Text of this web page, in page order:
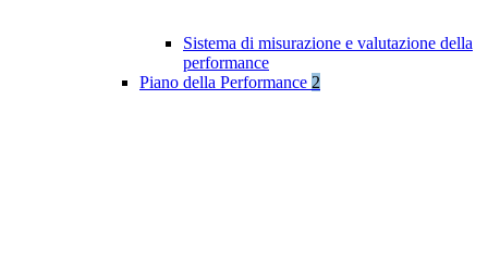
Sistema di misurazione e valutazione della
performance
Piano della Performance 2